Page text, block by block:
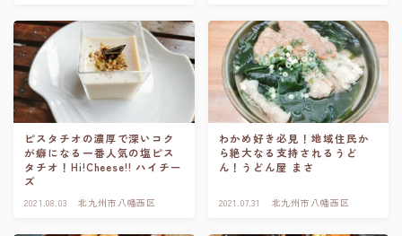
ピスタチオの濃厚で深いコク
が癖になる一番人気の塩ピス
タチオ！Hi!Cheese!! ハイチー
ズ
2021.08.03 北九州市八幡西区
わかめ好き必見！地域住民か
ら絶大なる支持されるうど
ん！うどん屋 まさ
2021.07.31 北九州市八幡西区